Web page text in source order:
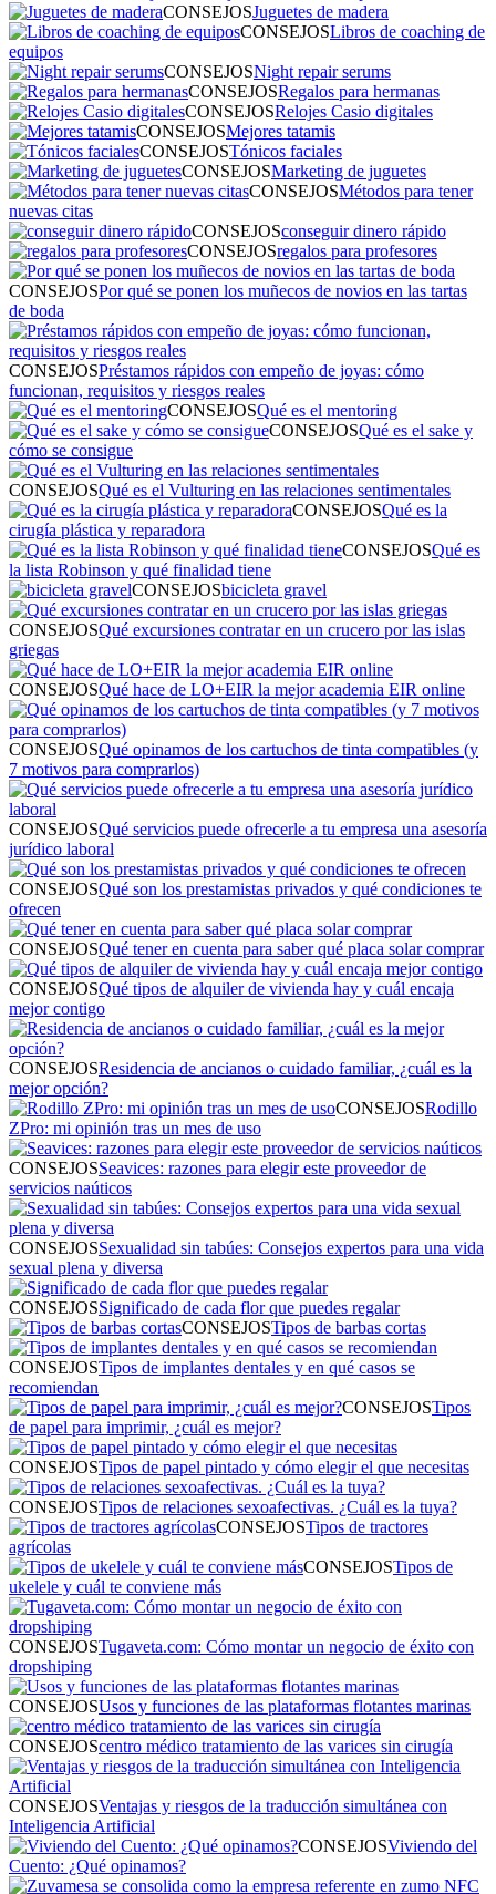
CONSEJOSJuguetes de madera
CONSEJOSLibros de coaching de
equipos
CONSEJOSNight repair serums
CONSEJOSRegalos para hermanas
CONSEJOSRelojes Casio digitales
CONSEJOSMejores tatamis
CONSEJOSTónicos faciales
CONSEJOSMarketing de juguetes
CONSEJOSMétodos para tener
nuevas citas
CONSEJOSconseguir dinero rápido
CONSEJOSregalos para profesores
CONSEJOSPor qué se ponen los muñecos de novios en las tartas
de boda
CONSEJOSPréstamos rápidos con empeño de joyas: cómo
funcionan, requisitos y riesgos reales
CONSEJOSQué es el mentoring
CONSEJOSQué es el sake y
cómo se consigue
CONSEJOSQué es el Vulturing en las relaciones sentimentales
CONSEJOSQué es la
cirugía plástica y reparadora
CONSEJOSQué es
la lista Robinson y qué finalidad tiene
CONSEJOSbicicleta gravel
CONSEJOSQué excursiones contratar en un crucero por las islas
griegas
CONSEJOSQué hace de LO+EIR la mejor academia EIR online
CONSEJOSQué opinamos de los cartuchos de tinta compatibles (y
7 motivos para comprarlos)
CONSEJOSQué servicios puede ofrecerle a tu empresa una asesoría
jurídico laboral
CONSEJOSQué son los prestamistas privados y qué condiciones te
ofrecen
CONSEJOSQué tener en cuenta para saber qué placa solar comprar
CONSEJOSQué tipos de alquiler de vivienda hay y cuál encaja
mejor contigo
CONSEJOSResidencia de ancianos o cuidado familiar, ¿cuál es la
mejor opción?
CONSEJOSRodillo
ZPro: mi opinión tras un mes de uso
CONSEJOSSeavices: razones para elegir este proveedor de
servicios naúticos
CONSEJOSSexualidad sin tabúes: Consejos expertos para una vida
sexual plena y diversa
CONSEJOSSignificado de cada flor que puedes regalar
CONSEJOSTipos de barbas cortas
CONSEJOSTipos de implantes dentales y en qué casos se
recomiendan
CONSEJOSTipos
de papel para imprimir, ¿cuál es mejor?
CONSEJOSTipos de papel pintado y cómo elegir el que necesitas
CONSEJOSTipos de relaciones sexoafectivas. ¿Cuál es la tuya?
CONSEJOSTipos de tractores
agrícolas
CONSEJOSTipos de
ukelele y cuál te conviene más
CONSEJOSTugaveta.com: Cómo montar un negocio de éxito con
dropshiping
CONSEJOSUsos y funciones de las plataformas flotantes marinas
CONSEJOScentro médico tratamiento de las varices sin cirugía
CONSEJOSVentajas y riesgos de la traducción simultánea con
Inteligencia Artificial
CONSEJOSViviendo del
Cuento: ¿Qué opinamos?